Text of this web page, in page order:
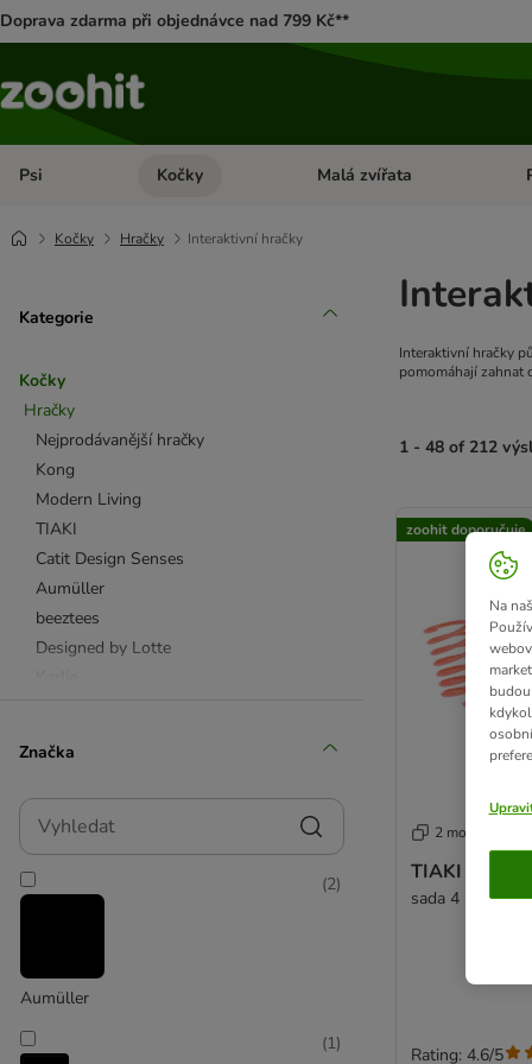
Doprava zdarma při objednávce nad 799 Kč**
Psi Otevřít menu: Psi
Kočky Otevřít menu: Kočky
Malá zvířata
Kočky Hračky Interaktivní hračky
Kategorie
Kočky
Hračky
Nejprodávanější hračky
Kong
Modern Living
TIAKI
Catit Design Senses
Aumüller
beeztees
Designed by Lotte
Míčky
Myšky
Interaktivní hračky
Sisalové hračky
Tunely
Catnip
Značka
Vyhledat
Aumüller
(2)
(1)
Interaktivní hračky
pomomáhají zahnat
1 - 48 of 212
zoohit doporučuje
2 možností
TIAKI sada
sada 4 kusů
Rating: 4.6/5
Na